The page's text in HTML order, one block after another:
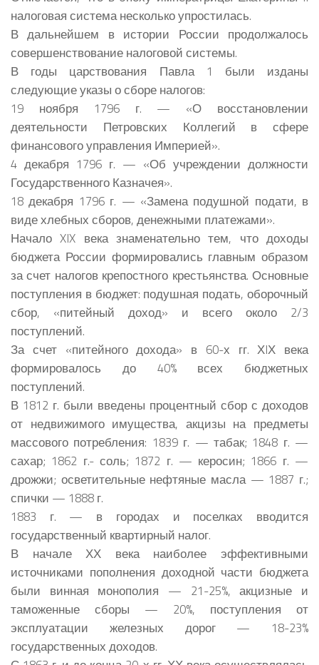
налоговая система несколько упростилась.
В дальнейшем в истории России продолжалось
совершенствование налоговой системы.
В годы царствования Павла 1 были изданы
следующие указы о сборе налогов:
19 ноября 1796 г. — «О восстановлении
деятельности Петровских Коллегий в сфере
финансового управления Империей».
4 декабря 1796 г. — «Об учреждении должности
Государственного Казначея».
18 декабря 1796 г. — «Замена подушной подати, в
виде хлебных сборов, денежными платежами».
Начало XIX века знаменательно тем, что доходы
бюджета России формировались главным образом
за счет налогов крепостного крестьянства. Основные
поступления в бюджет: подушная подать, оборочный
сбор, «питейный доход» и всего около 2/3
поступлений.
За счет «питейного дохода» в 60-х гг. ХIХ века
формировалось до 40% всех бюджетных
поступлений.
В 1812 г. были введены процентный сбор с доходов
от недвижимого имущества, акцизы на предметы
массового потребления: 1839 г. — табак; 1848 г. —
сахар; 1862 г.- соль; 1872 г. — керосин; 1866 г. —
дрожжи; осветительные нефтяные масла — 1887 г.;
спички — 1888 г.
1883 г. — в городах и поселках вводится
государственный квартирный налог.
В начале ХХ века наиболее эффективными
источниками пополнения доходной части бюджета
были винная монополия — 21-25%, акцизные и
таможенные сборы — 20%, поступления от
эксплуатации железных дорог — 18-23%
государственных доходов.